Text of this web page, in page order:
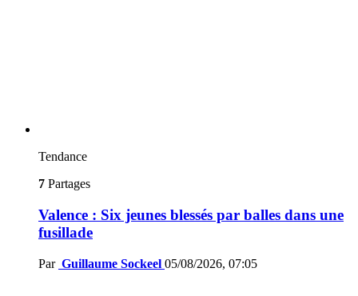
Tendance
7 Partages
Valence : Six jeunes blessés par balles dans une
fusillade
Par Guillaume Sockeel 05/08/2026, 07:05